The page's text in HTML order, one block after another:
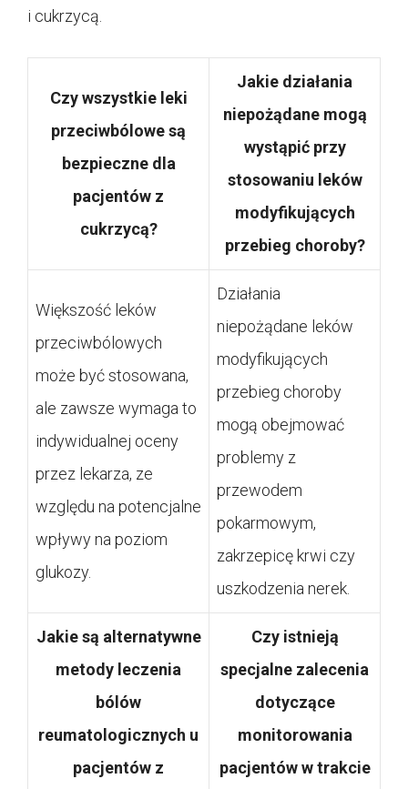
i cukrzycą.
Czy wszystkie leki
przeciwbólowe są
bezpieczne dla
pacjentów z
cukrzycą?
Jakie działania
niepożądane mogą
wystąpić przy
stosowaniu leków
modyfikujących
przebieg choroby?
Większość leków
przeciwbólowych
może być stosowana,
ale zawsze wymaga to
indywidualnej oceny
przez lekarza, ze
względu na potencjalne
wpływy na poziom
glukozy.
Działania
niepożądane leków
modyfikujących
przebieg choroby
mogą obejmować
problemy z
przewodem
pokarmowym,
zakrzepicę krwi czy
uszkodzenia nerek.
Jakie są alternatywne
metody leczenia
bólów
reumatologicznych u
pacjentów z
Czy istnieją
specjalne zalecenia
dotyczące
monitorowania
pacjentów w trakcie